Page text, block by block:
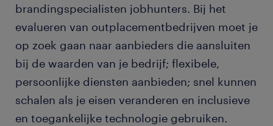
brandingspecialisten jobhunters. Bij het
evalueren van outplacementbedrijven moet je
op zoek gaan naar aanbieders die aansluiten
bij de waarden van je bedrijf; flexibele,
persoonlijke diensten aanbieden; snel kunnen
schalen als je eisen veranderen en inclusieve
en toegankelijke technologie gebruiken.